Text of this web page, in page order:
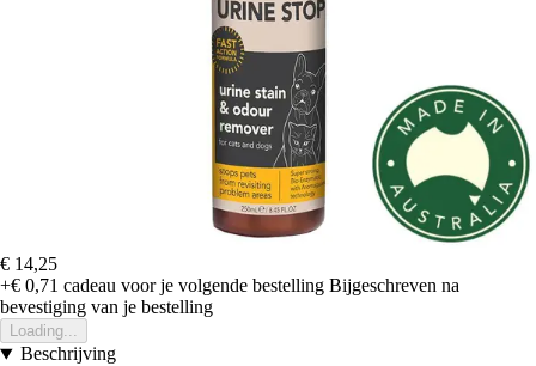
€ 14,25
+€ 0,71 cadeau voor je volgende bestelling Bijgeschreven na
bevestiging van je bestelling
Loading...
Beschrijving